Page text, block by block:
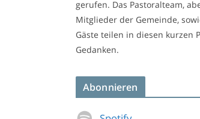
gerufen. Das Pastoralteam,
Mitglieder der Gemeinde,
Gäste teilen in diesen kurzen
Gedanken.
Abonnieren